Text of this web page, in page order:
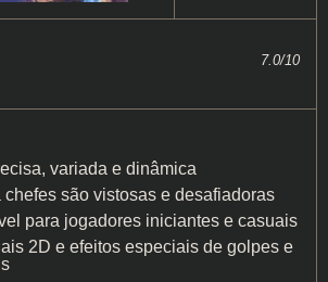
7.0/10
variada e dinâmica
chefes são vistosas e desafiadoras
para jogadores iniciantes e casuais
2D e efeitos especiais de golpes e